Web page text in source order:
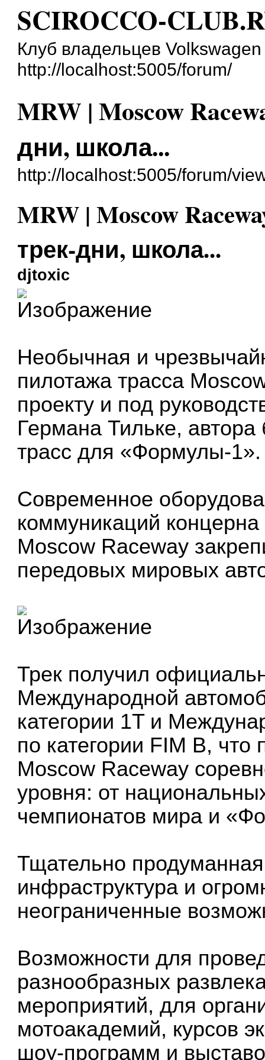
SCIROCCO-
Клуб владельцев
http://localhost:5005/forum/
MRW | Moscow
дни, школа...
http://localhost:5005/forum/
MRW | Moscow
трек-дни, школа...
djtoxic
Необычная и
пилотажа трасса
проекту и под
Германа Тильке,
трасс для «Формулы-1».
Современное
коммуникаций
Moscow Raceway
передовых мировых
Трек получил
Международной
категории 1T и
по категории FIM B, что
Moscow Raceway
уровня: от
чемпионатов мира и
Тщательно
инфраструктура и
неограниченные
Возможности для
разнообразных
мероприятий, для
мотоакадемий, курсов
шоу-программ и